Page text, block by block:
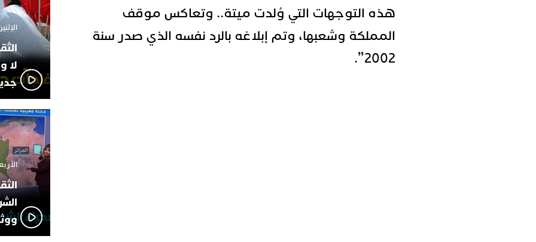
هذه التوجهات التي وُلدت ميتة.. وتعاكس موقف
المملكة وشعبها، وتم إبلاغه بالرد نفسه الذي صدر سنة
2002”.
الإثنين 18 نوفمبر
لا
الأربعاء 13